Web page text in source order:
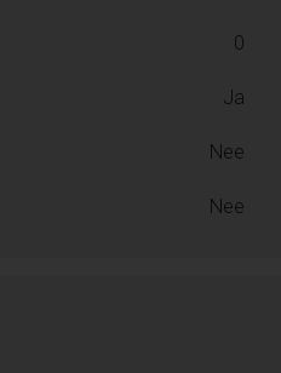
0
Ja
Nee
Nee